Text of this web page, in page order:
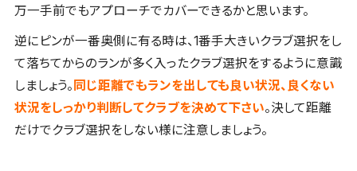
万一手前でもアプローチでカバーできるかと思います。
逆にピンが一番奥側に有る時は、1番手大きいクラブ選択をし
て落ちてからのランが多く入ったクラブ選択をするように意識
しましょう。 同じ距離でもランを出しても良い状況、良くない
状況をしっかり判断してクラブを決めて下さい。決して距離
だけでクラブ選択をしない様に注意しましょう。